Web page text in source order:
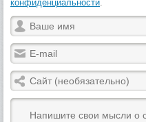
конфиденциальности